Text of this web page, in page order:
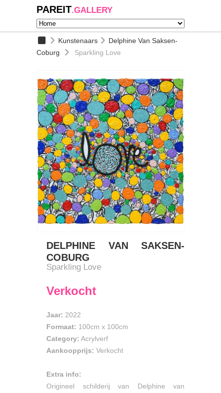
PAREIT.GALLERY
Kunstenaars
Delphine Van Saksen-
Coburg
Sparkling Love
DELPHINE VAN SAKSEN-
COBURG
Sparkling Love
Verkocht
Jaar: 2022
Formaat: 100cm x 100cm
Category: Acrylverf
Aankoopprijs: Verkocht
Extra info:
Origineel schilderij van Delphine van